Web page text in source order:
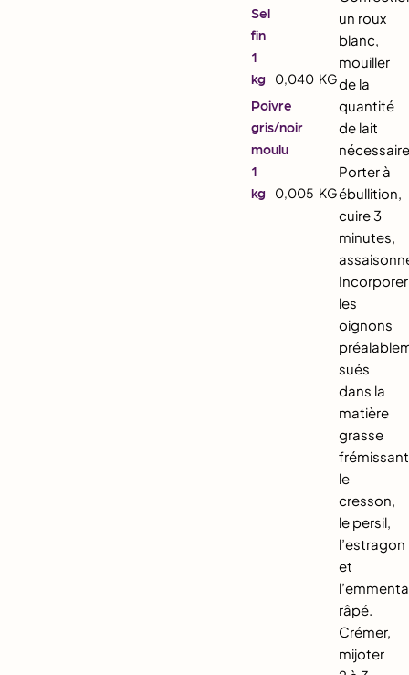
Sel
fin
1
kg
0,040 KG
Poivre
gris/noir
moulu
1
kg
0,005 KG
un roux
blanc,
mouiller
de la
quantité
de lait
Porter à
ébullition,
cuire 3
minutes,
Incorporer
les
oignons
sués
dans la
matière
grasse
le
cresson,
le persil,
l’estragon
et
râpé.
Crémer,
mijoter